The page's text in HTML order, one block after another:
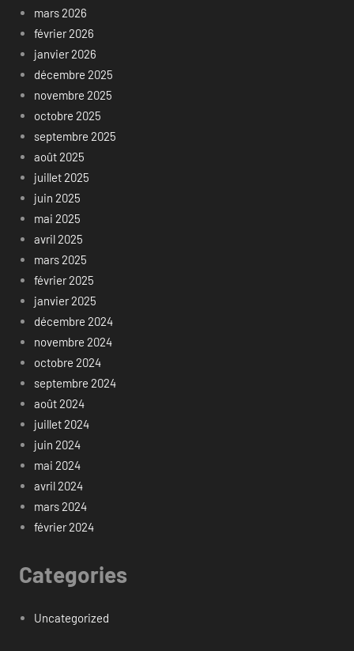
mars 2026
février 2026
janvier 2026
décembre 2025
novembre 2025
octobre 2025
septembre 2025
août 2025
juillet 2025
juin 2025
mai 2025
avril 2025
mars 2025
février 2025
janvier 2025
décembre 2024
novembre 2024
octobre 2024
septembre 2024
août 2024
juillet 2024
juin 2024
mai 2024
avril 2024
mars 2024
février 2024
Categories
Uncategorized